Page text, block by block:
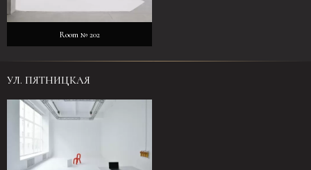
Room № 202
УЛ. ПЯТНИЦКАЯ